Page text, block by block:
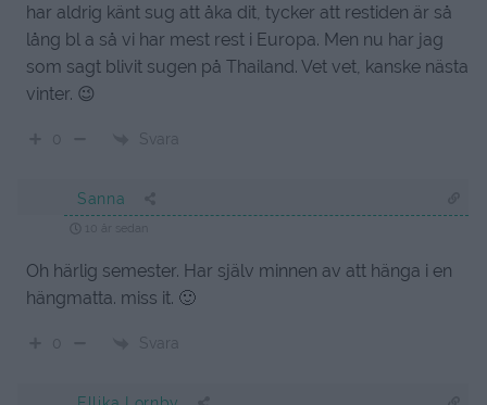
har aldrig känt sug att åka dit, tycker att restiden är så
lång bl a så vi har mest rest i Europa. Men nu har jag
som sagt blivit sugen på Thailand. Vet vet, kanske nästa
vinter. 😉
0 Svara
Sanna
10 år sedan
Oh härlig semester. Har själv minnen av att hänga i en
hängmatta. miss it. 🙂
0 Svara